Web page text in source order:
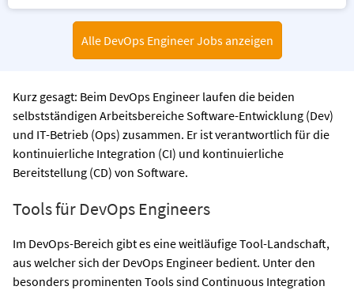
Alle DevOps Engineer Jobs anzeigen
Kurz gesagt: Beim DevOps Engineer laufen die beiden
selbstständigen Arbeitsbereiche Software-Entwicklung (Dev)
und IT-Betrieb (Ops) zusammen. Er ist verantwortlich für die
kontinuierliche Integration (CI) und kontinuierliche
Bereitstellung (CD) von Software.
Tools für DevOps Engineers
Im DevOps-Bereich gibt es eine weitläufige Tool-Landschaft,
aus welcher sich der DevOps Engineer bedient. Unter den
besonders prominenten Tools sind Continuous Integration